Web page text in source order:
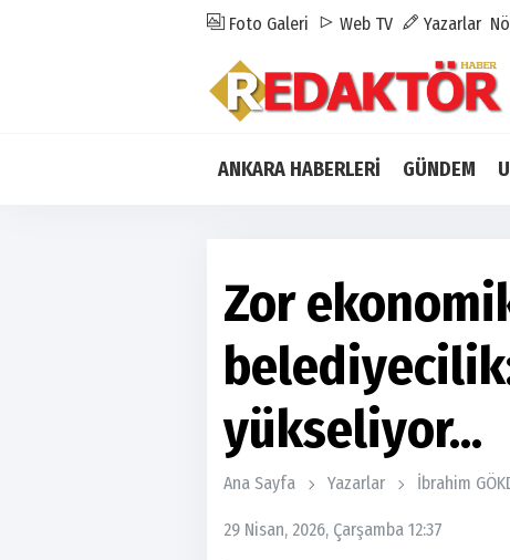
Foto Galeri Web TV Yazarlar
ANKARA HABERLERİ GÜNDEM
Zor
yükseliyor...
Ana Sayfa Yazarlar İbrahim
29 Nisan, 2026, Çarşamba 12:37